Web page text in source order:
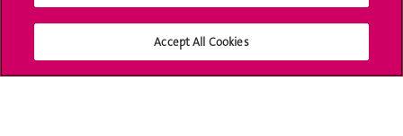
Médias sociaux UNIGE
Accept All Cookies